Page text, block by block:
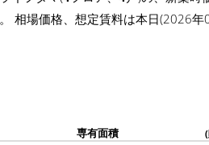
相場価格、想定賃料は本日(2026
専有面積